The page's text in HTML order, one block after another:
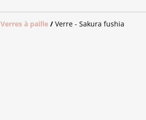
Verres à paille / Verre - Sakura fushia